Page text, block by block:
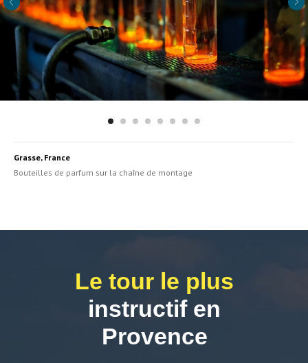
Grasse, France
Bouteilles de parfum sur la chaîne de montage
Le tour le plus
instructif en
Provence